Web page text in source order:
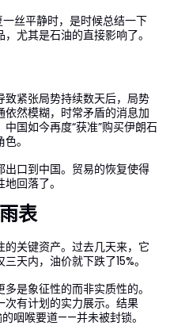
丝平静时，是时候总结一下
尤其是石油的直接影响了。
紧张局势持续数天后，局势
然模糊，时常矛盾的消息加
国如今再度“获准”购买伊朗石
。
口到中国。贸易的恢复使得
回落了。
表
关键资产。过去几天来，它
天内，油价就下跌了15%。
是象征性的而非实质性的。
有计划的实力展示。结果
咽喉要道——并未被封锁。